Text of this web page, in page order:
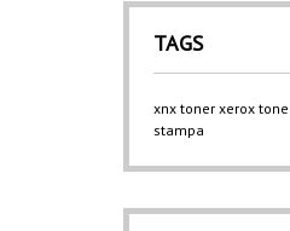
TAGS
xnx toner xerox
stampa